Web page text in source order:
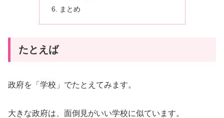
まとめ
たとえば
政府を「学校」でたとえてみます。
大きな政府は、面倒見がいい学校に似ています。